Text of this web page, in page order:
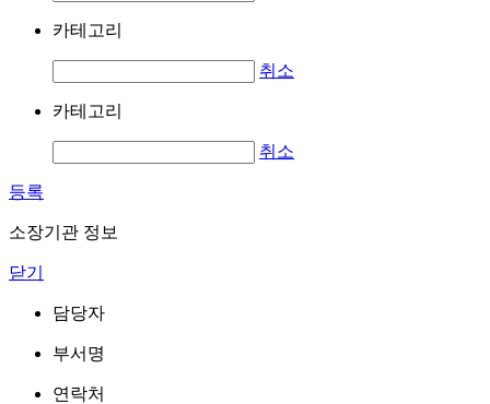
카테고리
취소
카테고리
취소
등록
소장기관 정보
닫기
담당자
부서명
연락처